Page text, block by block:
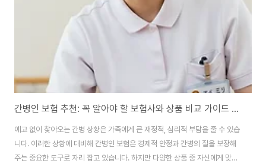
간병인 보험 추천: 꼭 알아야 할 보험사와 상품 비교 가이드 🏥💡
예고 없이 찾아오는 간병 상황은 가족에게 큰 재정적, 심리적 부담을 줄 수 있습
니다. 이러한 상황에 대비해 간병인 보험은 경제적 안정과 간병의 질을 보장해
주는 중요한 도구로 자리 잡고 있습니다. 하지만 다양한 상품 중 자신에게 맞는